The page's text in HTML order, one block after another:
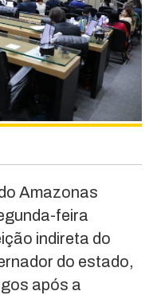
Amazonas
feira
indireta do
do estado,
após a